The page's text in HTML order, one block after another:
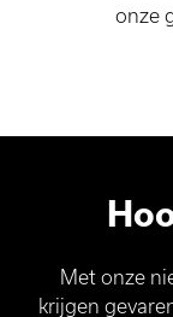
onze
Met onze
krijgen